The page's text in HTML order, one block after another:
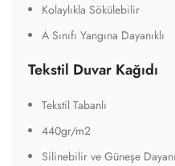
Kolaylıkla Sökülebilir
A Sınıfı Yangına Dayanıklı
Tekstil Duvar Kağıdı
Tekstil Tabanlı
440gr/m2
Silinebilir ve Güneşe